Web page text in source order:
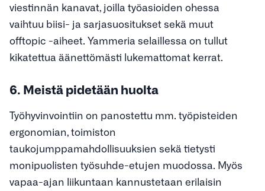
viestinnän kanavat, joilla työasioiden ohessa
vaihtuu biisi- ja sarjasuositukset sekä muut
offtopic -aiheet. Yammeria selaillessa on tullut
kikatettua äänettömästi lukemattomat kerrat.
6. Meistä pidetään huolta
Työhyvinvointiin on panostettu mm. työpisteiden
ergonomian, toimiston
taukojumppamahdollisuuksien sekä tietysti
monipuolisten työsuhde-etujen muodossa. Myös
vapaa-ajan liikuntaan kannustetaan erilaisin